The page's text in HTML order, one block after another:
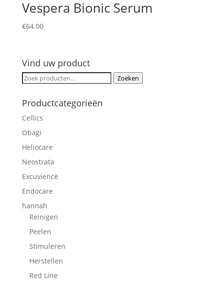
Vespera Bionic Serum
€64.00
Vind uw product
Zoeken
Zoeken
Productcategorieën
Cellics
Obagi
Heliocare
Neostrata
Excuvience
Endocare
hannah
Reinigen
Peelen
Stimuleren
Herstellen
Red Line